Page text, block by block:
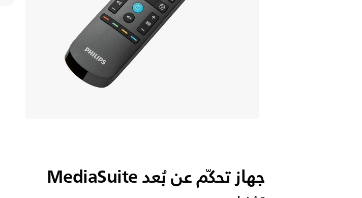
جهاز تحكّم عن بُعد MediaSuite